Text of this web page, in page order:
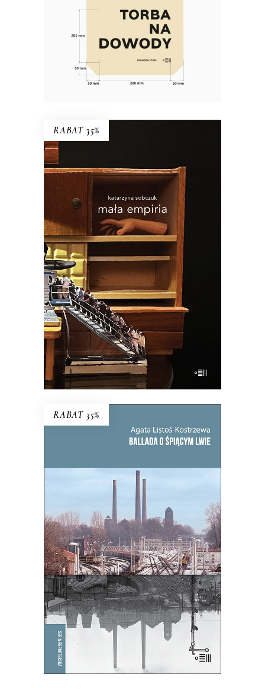
szerokość 5 cm Nadruk: czarny
RABAT 35%
E-BOOK DO KOSZYKA
MAŁA EMPIRIA
Esej uczestniczący o wczesnej starości i
zagadce rodzicielstwa.
53.00zł 34.45zł
KSIĄŻKA DO KOSZYKA
RABAT 35%
E-BOOK DO KOSZYKA
BALLADA O ŚPIĄCYM LWIE
To, co zdecydowało o powstaniu
Bytomia, jego bogactwie i tradycji,
miało stać się jego zagładą.
61.00zł 39.65zł
KSIĄŻKA DO KOSZYKA